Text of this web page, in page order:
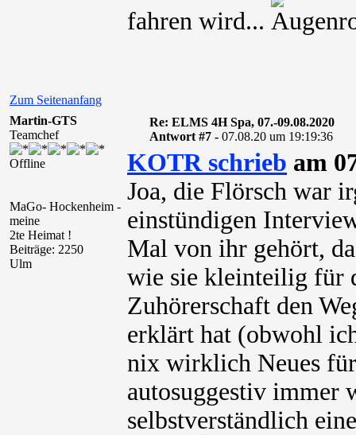
fahren wird...
Zum Seitenanfang
Martin-GTS
Teamchef
Offline
MaGo- Hockenheim -
meine
2te Heimat !
Beiträge: 2250
Ulm
Re: ELMS 4H Spa, 07.-09.08.2020
Antwort #7 - 07.08.20 um 19:19:36
KOTR schrieb am
Joa, die Flörsch war
einstündigen
Mal von ihr gehört,
wie sie kleinteilig für
Zuhörerschaft den
erklärt hat (obwohl
nix wirklich Neues
autosuggestiv immer
selbstverständlich